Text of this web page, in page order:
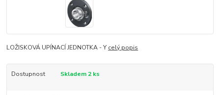
LOŽISKOVÁ UPÍNACÍ JEDNOTKA - Y celý popis
Dostupnost Skladem 2 ks